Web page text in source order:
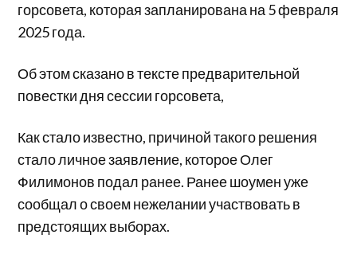
горсовета, которая запланирована на 5 февраля
2025 года.
Об этом сказано в тексте предварительной
повестки дня сессии горсовета,
Как стало известно, причиной такого решения
стало личное заявление, которое Олег
Филимонов подал ранее. Ранее шоумен уже
сообщал о своем нежелании участвовать в
предстоящих выборах.